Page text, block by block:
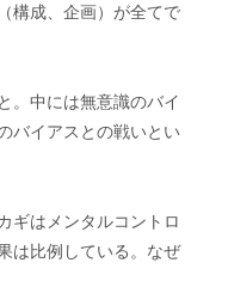
構成、企画）が全てで
。中には無意識のバイ
バイアスとの戦いとい
ギはメンタルコントロ
は比例している。なぜ